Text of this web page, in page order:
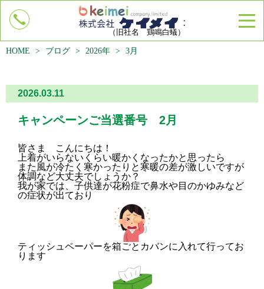
（旧社名 鶏鳴白蟻）
HOME > ブログ > 2026年 > 3月
2026.03.11
キャンペーンご当選番号 2月
皆さま こんにちは！
上着がいらないくらい暖かくなったかと思ったら
また風が冷たく寒かったりと寒暖の差が激しいですが
体調など大丈夫でしょうか？
我が家では、子供達が花粉症で鼻水や目のかゆみなど
の症状が出ており
ティッシュペーパーを箱ごとカバンに入れて行ってお
ります
info@keimei-siroari.com
トップページ
会社概要
シロアリについて
キャンペーン
よくあるご質問・お客様の声
企業様へ
各種お問合せ・点検申し込み
お知らせ